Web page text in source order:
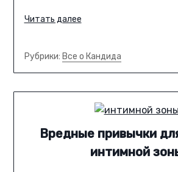
Читать далее
Рубрики: Все о Кандида
Вредные привычки
интимной